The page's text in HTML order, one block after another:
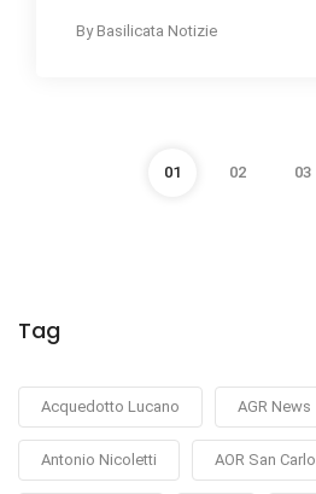
By Basilicata Notizie
01 02 03
Tag
Acquedotto Lucano AGR News
Antonio Nicoletti AOR San Carlo